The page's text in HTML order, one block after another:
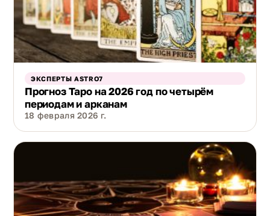
ЭКСПЕРТЫ ASTRO7
Прогноз Таро на 2026 год по четырём
периодам и арканам
18 февраля 2026 г.